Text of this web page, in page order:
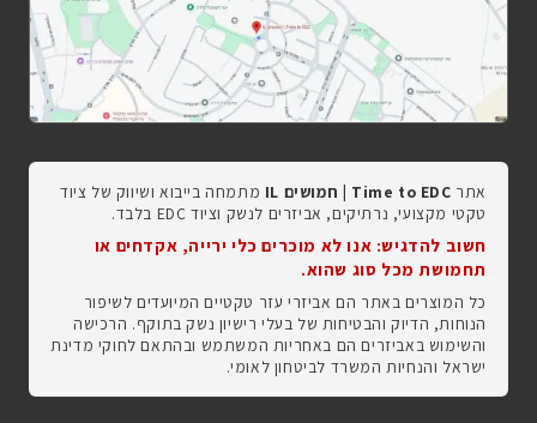
אתר Time to EDC | חמושים IL
מתמחה בייבוא ושיווק של ציוד
טקטי מקצועי, נרתיקים, אביזרים לנשק וציוד EDC בלבד.
חשוב להדגיש: אנו לא מוכרים כלי ירייה, אקדחים או
תחמושת מכל סוג שהוא.
כל המוצרים באתר הם אביזרי עזר טקטיים המיועדים לשיפור
הנוחות, הדיוק והבטיחות של בעלי רישיון נשק בתוקף. הרכישה
והשימוש באביזרים הם באחריות המשתמש ובהתאם לחוקי מדינת
ישראל והנחיות המשרד לביטחון לאומי.